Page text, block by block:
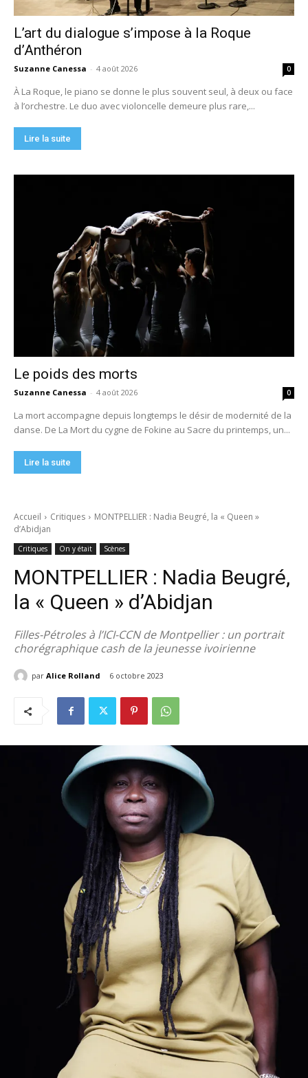
L’art du dialogue s’impose à la Roque
d’Anthéron
Suzanne Canessa - 4 août 2026 0
À La Roque, le piano se donne le plus souvent seul, à deux ou face
à l’orchestre. Le duo avec violoncelle demeure plus rare,...
Lire la suite
Le poids des morts
Suzanne Canessa - 4 août 2026 0
La mort accompagne depuis longtemps le désir de modernité de la
danse. De La Mort du cygne de Fokine au Sacre du printemps, un...
Lire la suite